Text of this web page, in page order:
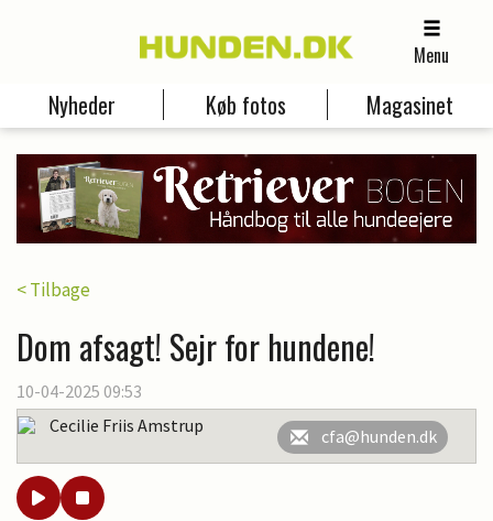
Menu
Nyheder Køb fotos Magasinet
< Tilbage
Dom afsagt! Sejr for hundene!
10-04-2025 09:53
Cecilie Friis Amstrup
cfa@hunden.dk